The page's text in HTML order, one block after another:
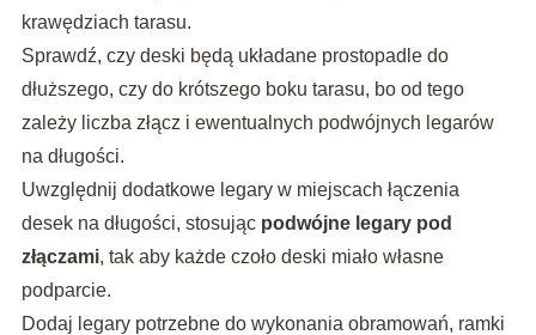
krawędziach tarasu.
Sprawdź, czy deski będą układane prostopadle do
dłuższego, czy do krótszego boku tarasu, bo od tego
zależy liczba złącz i ewentualnych podwójnych legarów
na długości.
Uwzględnij dodatkowe legary w miejscach łączenia
desek na długości, stosując podwójne legary pod
złączami, tak aby każde czoło deski miało własne
podparcie.
Dodaj legary potrzebne do wykonania obramowań, ramki